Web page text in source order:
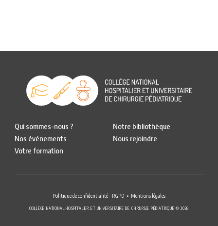
Qui sommes-nous ?
Nos événements
Votre formation
Notre bibliothèque
Nous rejoindre
Politique de confidentialité – RGPD Mentions légales
COLLÈGE NATIONAL HOSPITALIER ET UNIVERSITAIRE DE CHIRURGIE PÉDIATRIQUE © 2026